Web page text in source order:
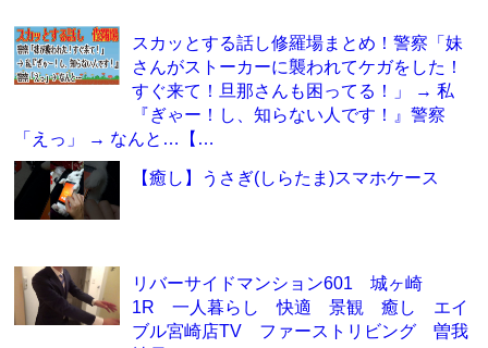
スカッとする話し修羅場まとめ！警察「妹
さんがストーカーに襲われてケガをした！
すぐ来て！旦那さんも困ってる！」 → 私
『ぎゃー！し、知らない人です！』警察
「えっ」 → なんと…【…
【癒し】うさぎ(しらたま)スマホケース
リバーサイドマンション601 城ヶ崎
1R 一人暮らし 快適 景観 癒し エイ
ブル宮崎店TV ファーストリビング 曽我